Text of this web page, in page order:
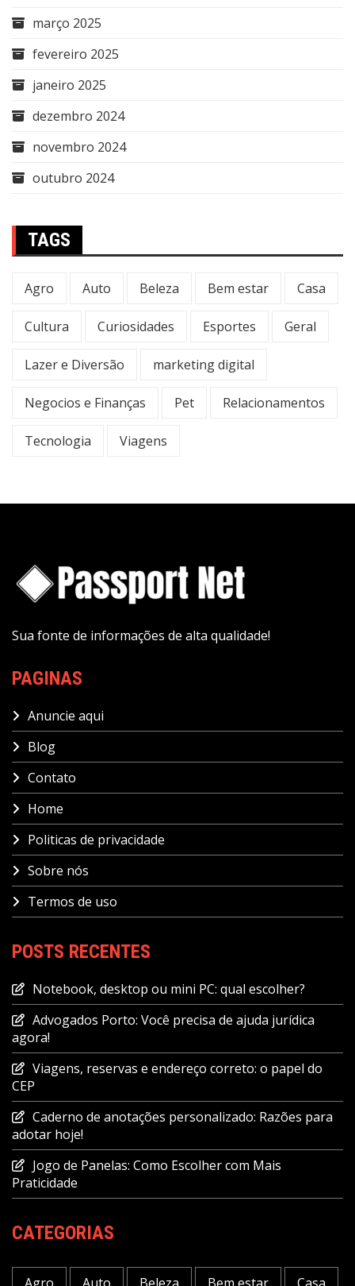
março 2025
fevereiro 2025
janeiro 2025
dezembro 2024
novembro 2024
outubro 2024
TAGS
Agro Auto Beleza Bem estar Casa
Cultura Curiosidades Esportes Geral
Lazer e Diversão marketing digital
Negocios e Finanças Pet Relacionamentos
Tecnologia Viagens
Sua fonte de informações de alta qualidade!
PAGINAS
Anuncie aqui
Blog
Contato
Home
Politicas de privacidade
Sobre nós
Termos de uso
POSTS RECENTES
Notebook, desktop ou mini PC: qual escolher?
Advogados Porto: Você precisa de ajuda jurídica
agora!
Viagens, reservas e endereço correto: o papel do
CEP
Caderno de anotações personalizado: Razões para
adotar hoje!
Jogo de Panelas: Como Escolher com Mais
Praticidade
CATEGORIAS
Agro Auto Beleza Bem estar Casa